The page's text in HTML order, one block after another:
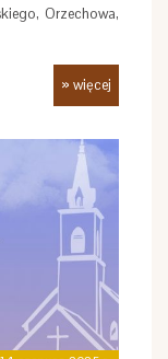
Orzechowa,
» więcej